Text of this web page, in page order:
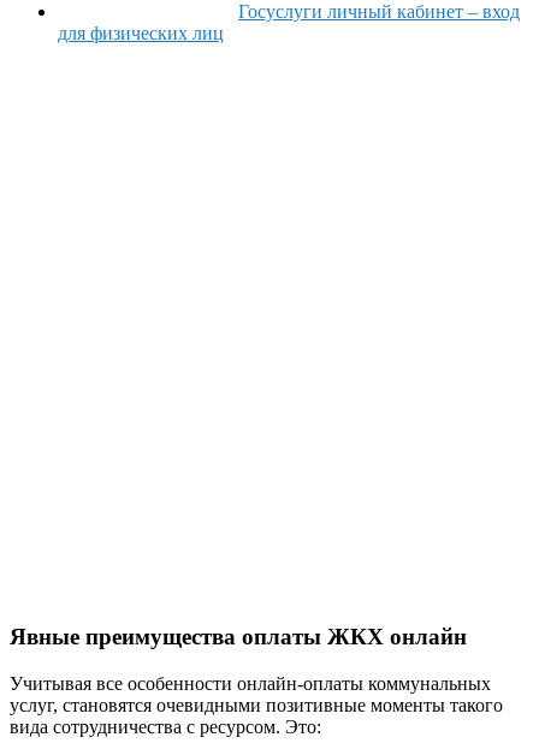
Госуслуги личный кабинет – вход
для физических лиц
Явные преимущества оплаты ЖКХ онлайн
Учитывая все особенности онлайн-оплаты коммунальных
услуг, становятся очевидными позитивные моменты такого
вида сотрудничества с ресурсом. Это: